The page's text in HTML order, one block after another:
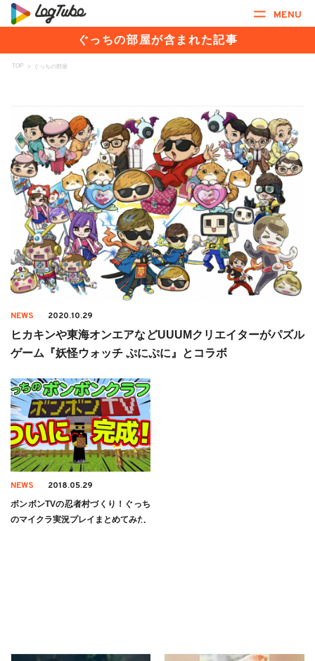
MENU
ぐっちの部屋が含まれた記事
TOP > ぐっちの部屋
NEWS 2020.10.29
ヒカキンや東海オンエアなどUUUMクリエイターがパズル
ゲーム『妖怪ウォッチ ぷにぷに』とコラボ
NEWS 2018.05.29
ボンボンTVの忍者村づくり！ぐっち
のマイクラ実況プレイまとめてみた